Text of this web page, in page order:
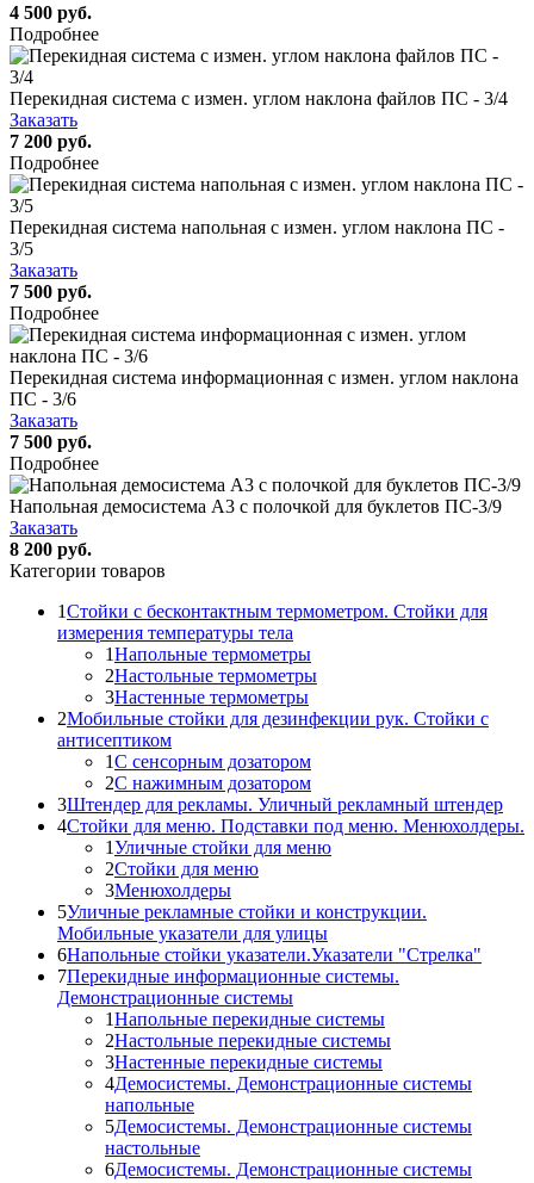
4 500 руб.
Подробнее
Перекидная система с измен. углом наклона файлов ПС - 3/4
Заказать
7 200 руб.
Подробнее
Перекидная система напольная с измен. углом наклона ПС -
3/5
Заказать
7 500 руб.
Подробнее
Перекидная система информационная с измен. углом наклона
ПС - 3/6
Заказать
7 500 руб.
Подробнее
Напольная демосистема А3 с полочкой для буклетов ПС-3/9
Заказать
8 200 руб.
Категории товаров
1Стойки с бесконтактным термометром. Стойки для
измерения температуры тела
1Напольные термометры
2Настольные термометры
3Настенные термометры
2Мобильные стойки для дезинфекции рук. Стойки с
антисептиком
1С сенсорным дозатором
2С нажимным дозатором
3Штендер для рекламы. Уличный рекламный штендер
4Стойки для меню. Подставки под меню. Менюхолдеры.
1Уличные стойки для меню
2Стойки для меню
3Менюхолдеры
5Уличные рекламные стойки и конструкции.
Мобильные указатели для улицы
6Напольные стойки указатели.Указатели "Стрелка"
7Перекидные информационные системы.
Демонстрационные системы
1Напольные перекидные системы
2Настольные перекидные системы
3Настенные перекидные системы
4Демосистемы. Демонстрационные системы
напольные
5Демосистемы. Демонстрационные системы
настольные
6Демосистемы. Демонстрационные системы